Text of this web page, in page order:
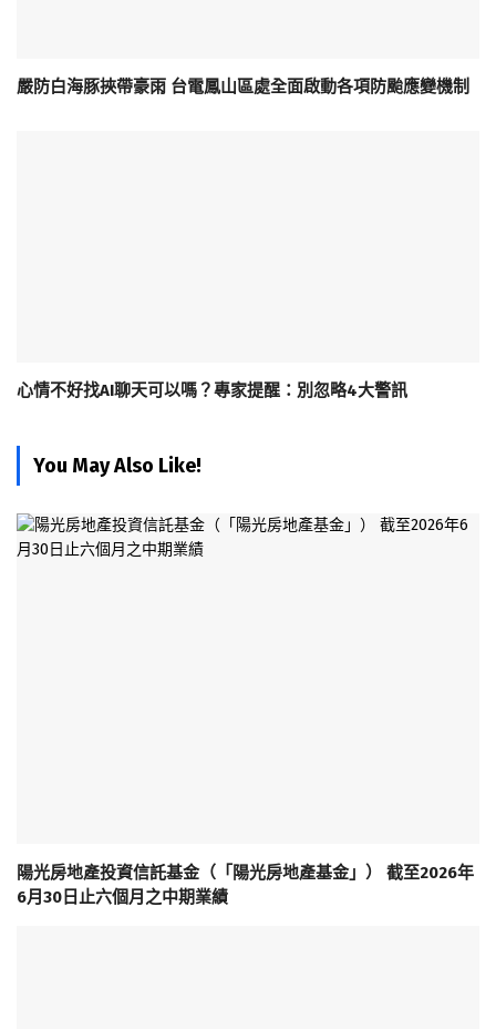
嚴防白海豚挾帶豪雨 台電鳳山區處全面啟動各項防颱應變機制
心情不好找AI聊天可以嗎？專家提醒：別忽略4大警訊
You May Also Like!
陽光房地產投資信託基金（「陽光房地產基金」） 截至2026年
6月30日止六個月之中期業績